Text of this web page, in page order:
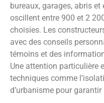
bureaux, garages, abris
oscillent entre 900 et 2
choisies. Les
avec des conseils
témoins et des
Une attention particulière
techniques comme
d’urbanisme pour